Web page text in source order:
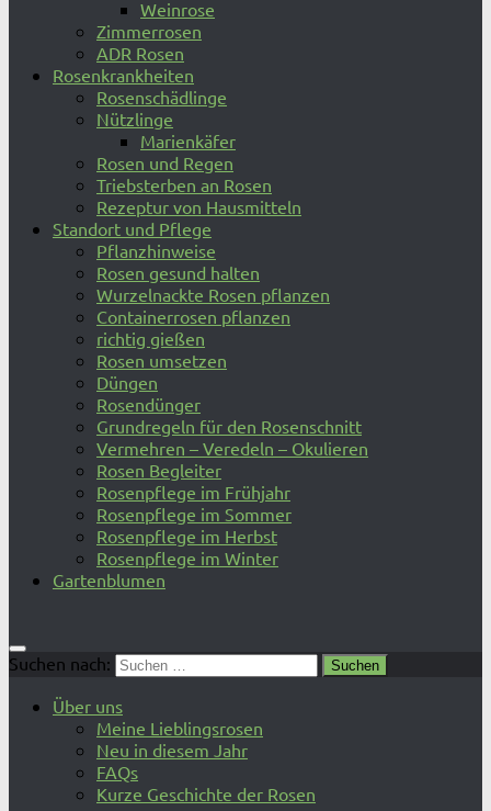
Weinrose
Zimmerrosen
ADR Rosen
Rosenkrankheiten
Rosenschädlinge
Nützlinge
Marienkäfer
Rosen und Regen
Triebsterben an Rosen
Rezeptur von Hausmitteln
Standort und Pflege
Pflanzhinweise
Rosen gesund halten
Wurzelnackte Rosen pflanzen
Containerrosen pflanzen
richtig gießen
Rosen umsetzen
Düngen
Rosendünger
Grundregeln für den Rosenschnitt
Vermehren – Veredeln – Okulieren
Rosen Begleiter
Rosenpflege im Frühjahr
Rosenpflege im Sommer
Rosenpflege im Herbst
Rosenpflege im Winter
Gartenblumen
Suchen nach:
Über uns
Meine Lieblingsrosen
Neu in diesem Jahr
FAQs
Kurze Geschichte der Rosen